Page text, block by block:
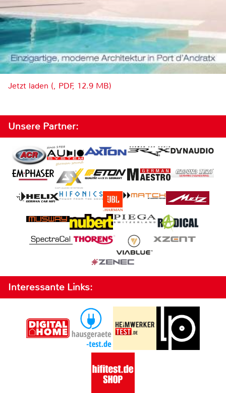
Jetzt laden (, PDF, 12.9 MB)
Unsere Partner:
Interessante Links: